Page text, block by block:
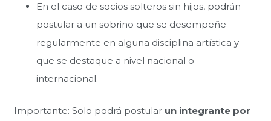
En el caso de socios solteros sin hijos, podrán
postular a un sobrino que se desempeñe
regularmente en alguna disciplina artística y
que se destaque a nivel nacional o
internacional.
Importante: Solo podrá postular un integrante por